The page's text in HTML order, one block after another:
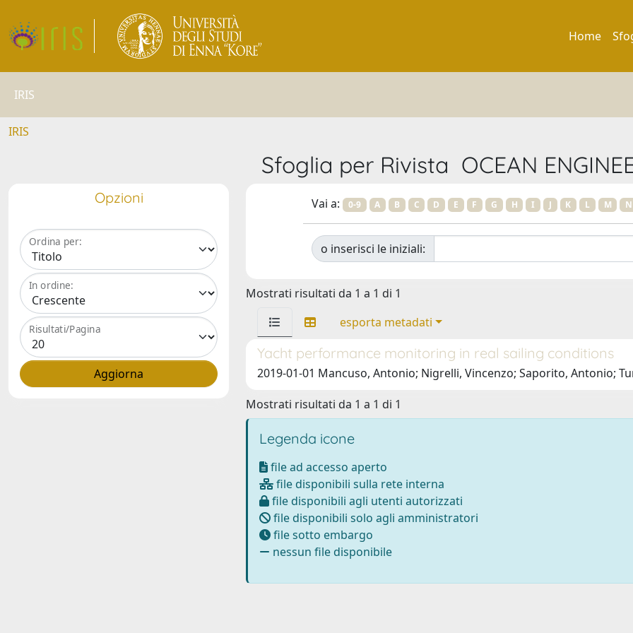
Home
IRIS
IRIS
Sfoglia per Rivista OCEAN
Opzioni
Ordina per:
In ordine:
Risultati/Pagina
Vai a: 0-9 A B C D E F G H I J K L M N
o inserisci le iniziali:
Mostrati risultati da 1 a 1 di 1
esporta metadati
Yacht performance monitoring in real sailing conditions
2019-01-01 Mancuso, Antonio; Nigrelli, Vincenzo; Saporito, Antonio;
Mostrati risultati da 1 a 1 di 1
Legenda icone
file ad accesso aperto
file disponibili sulla rete interna
file disponibili agli utenti autorizzati
file disponibili solo agli amministratori
file sotto embargo
nessun file disponibile